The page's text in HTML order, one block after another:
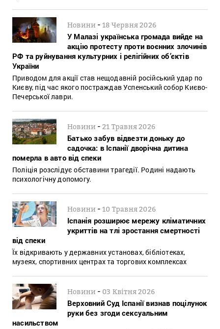
Новини -18 Червня 2026
У Малазі українська громада вийде на
акцію протесту проти воєнних злочинів
РФ та руйнування культурних і релігійних об’єктів
України
Приводом для акції став нещодавній російський удар по
Києву, під час якого постраждав Успенський собор Києво-
Печерської лаври.
Новини -21 Травня 2026
Батько забув відвезти доньку до
садочка: в Іспанії дворічна дитина
померла в авто від спеки
Поліція розслідує обставини трагедії. Родині надають
психологічну допомогу.
Новини -10 Травня 2026
Іспанія розширює мережу кліматичних
укриттів на тлі зростання смертності
від спеки
Їх відкривають у державних установах, бібліотеках,
музеях, спортивних центрах та торгових комплексах
Новини - 03 Квітня 2026
Верховний Суд Іспанії визнав поцілунок
руки без згоди сексуальним
насильством